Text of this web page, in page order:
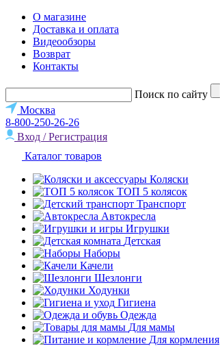
О магазине
Доставка и оплата
Видеообзоры
Возврат
Контакты
Поиск по сайту
Москва
8-800-250-26-26
Вход / Регистрация
Каталог товаров
Коляски
ТОП 5 колясок
Транспорт
Автокресла
Игрушки
Детская
Наборы
Качели
Шезлонги
Ходунки
Гигиена
Одежда
Для мамы
Для кормления